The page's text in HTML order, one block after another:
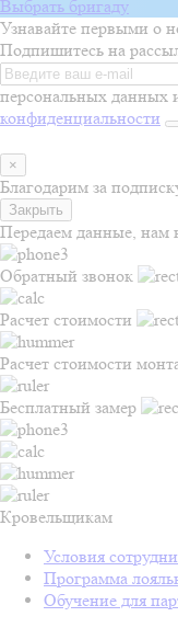
Выбрать бригаду
Узнавайте первыми о
Подпишитесь на
персональных данных
конфиденциальности
×
Благодарим за
Закрыть
Передаем данные, нам
Обратный звонок
Расчет стоимости
Расчет стоимости
Бесплатный замер
Кровельщикам
Условия
Программа
Обучение для